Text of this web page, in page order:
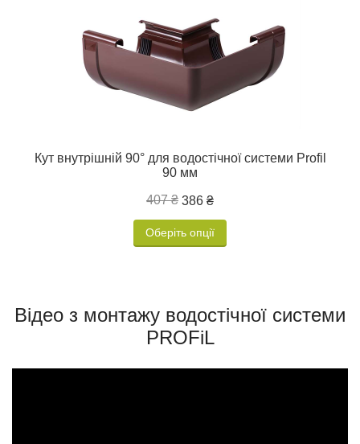
Кут внутрішній 90° для водостічної системи Profil
90 мм
407 ₴ 386 ₴
Оберіть опції
Відео з монтажу водостічної системи
PROFiL